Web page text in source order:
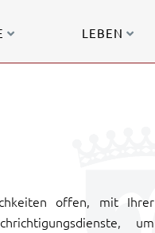
LEBEN
offen, mit Ihrer
um